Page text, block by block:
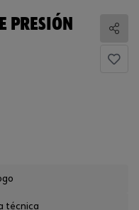
PRESIÓN
técnica